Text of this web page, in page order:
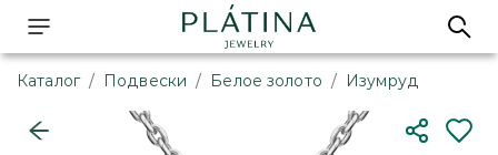
Каталог / Подвески / Белое золото / Изумруд